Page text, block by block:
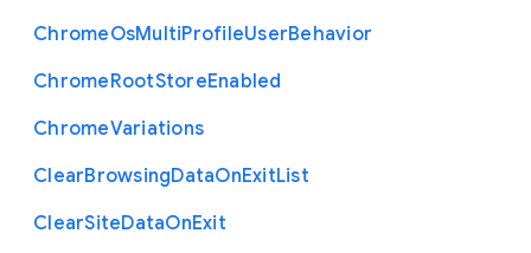
ChromeOsMultiProfileUserBehavior
ChromeRootStoreEnabled
ChromeVariations
ClearBrowsingDataOnExitList
ClearSiteDataOnExit